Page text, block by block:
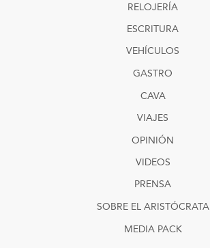
RELOJERÍA
ESCRITURA
VEHÍCULOS
GASTRO
CAVA
VIAJES
OPINIÓN
VIDEOS
PRENSA
SOBRE EL ARISTÓCRATA
MEDIA PACK